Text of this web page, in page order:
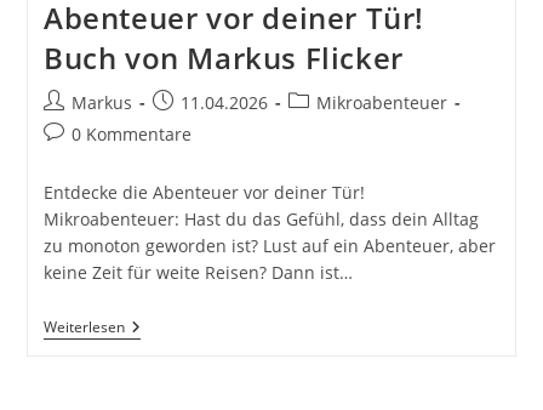
Abenteuer vor deiner Tür!
Buch von Markus Flicker
Beitrags-
Autor:
Markus
Beitrag
veröffentlicht:
11.04.2026
Beitrags-
Mikroabenteuer
Beitrags-
0 Kommentare
Entdecke die Abenteuer vor deiner Tür!
Mikroabenteuer: Hast du das Gefühl, dass dein Alltag
zu monoton geworden ist? Lust auf ein Abenteuer, aber
keine Zeit für weite Reisen? Dann ist…
WeiterlesenDie
Macht